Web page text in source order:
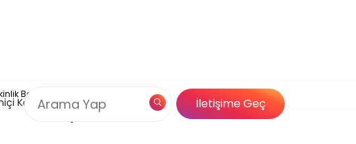
Katalog
Özel İçerik
Çözümleri
İletişime Geç
Bazlı Mülakat